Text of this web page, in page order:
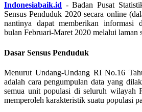
Indonesiabaik.id - Badan Pusat
Sensus Penduduk 2020 secara online
nantinya dapat memberikan informasi
bulan Februari-Maret 2020 melalui laman
Dasar Sensus Penduduk
Menurut Undang-Undang RI No.16
adalah cara pengumpulan data yang
semua unit populasi di seluruh wilayah
memperoleh karakteristik suatu populasi